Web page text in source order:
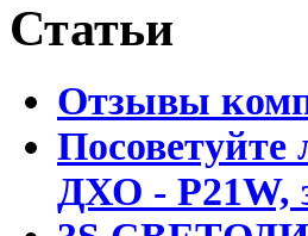
Статьи
Отзывы
ДХО - P21W,